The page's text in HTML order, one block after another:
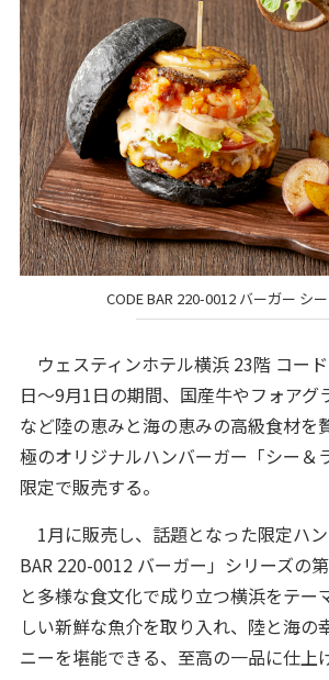
CODE BAR 220-0012 バーガー シ
ウェスティンホテル横浜 23階 コー
日～9月1日の期間、国産牛やフォアグ
など陸の恵みと海の恵みの高級食材を
極のオリジナルハンバーガー「シー＆
限定で販売する。
1月に販売し、話題となった限定ハ
BAR 220-0012 バーガー」シリーズの
と多様な食文化で成り立つ横浜をテー
しい新鮮な魚介を取り入れ、陸と海の
ニーを堪能できる、至高の一品に仕上